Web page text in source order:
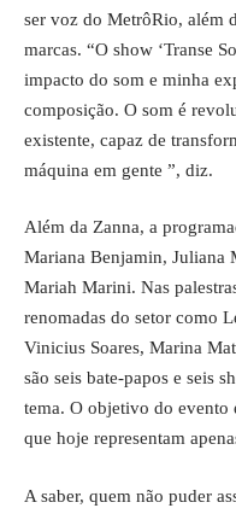
ser voz do MetrôRio, além
marcas. “O show ‘Transe
impacto do som e minha
composição. O som é
existente, capaz de
máquina em gente ”, diz.
Além da Zanna, a
Mariana Benjamin, Juliana
Mariah Marini. Nas
renomadas do setor como
Vinicius Soares, Marina
são seis bate-papos e seis
tema. O objetivo do evento
que hoje representam
A saber, quem não puder